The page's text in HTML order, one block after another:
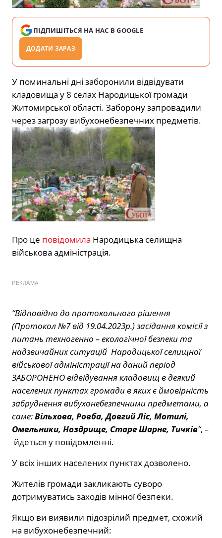
ПІДПИШІТЬСЯ НА НАС В GOOGLE
ДОДАТИ ЗАРАЗ
У поминальні дні заборонили відвідувати
кладовища у 8 селах Народицької громади
Житомирської області. Заборону запровадили
через загрозу вибухонебезпечних предметів.
Про це повідомила Народицька селищна
військова адміністрація.
РЕКЛАМА
“Відповідно до протокольного рішення
(Протокол №7 від 19.04.2023р.) засідання комісії з
питань техногенно – екологічної безпеки та
надзвичайних ситуацій Народицької селищної
військової адміністрації на даний період
ЗАБОРОНЕНО відвідування кладовищ в деякий
населених пунктах громади в яких є ймовірність
забруднення вибухонебезпечними предметами, а
саме:Вільхова, Ровба, Довгий Ліс, Мотилі,
Омельники, Ноздрище, Старе Шарне, Тичків“, –
йдеться у повідомленні.
У всіх інших населених пунктах дозволено.
Жителів громади закликають суворо
дотримуватись заходів мінної безпеки.
Якщо ви виявили підозрілий предмет, схожий
на вибухонебезпечний: